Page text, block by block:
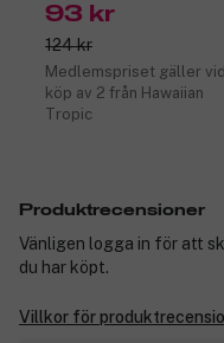
93 kr
124 kr
Medlemspriset gäller vid
köp av 2 från Hawaiian
Tropic
Produktrecensioner
Vänligen logga in för att
du har köpt.
Villkor för